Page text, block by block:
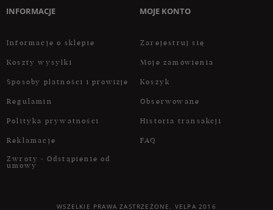
INFORMACJE
Informacje o sklepie
Koszty wysyłki
Sposoby płatności i prowizje
Regulamin
Polityka prywatności
Reklamacje
Zwroty - Odstąpienie od
umowy
MOJE KONTO
Zarejestruj się
Moje zamówienia
Koszyk
Obserwowane
Historia transakcji
FAQ
WSZELKIE PRAWA ZASTRZEŻONE. VELPA 2016